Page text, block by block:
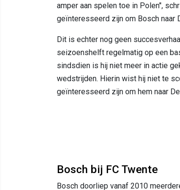
amper aan spelen toe in Polen",
geïnteresseerd zijn om Bosch naar
Dit is echter nog geen
seizoenshelft regelmatig op een
sindsdien is hij niet meer in actie
wedstrijden. Hierin wist hij niet te
geïnteresseerd zijn om hem naar
Bosch bij FC Twente
Bosch doorliep vanaf 2010